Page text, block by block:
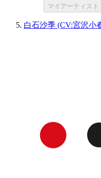
マイアーティスト
白石沙季 (CV:宮沢小